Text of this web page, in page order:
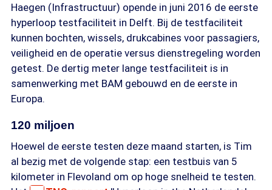
Haegen (Infrastructuur) opende in juni 2016 de eerste
hyperloop testfaciliteit in Delft. Bij de testfaciliteit
kunnen bochten, wissels, drukcabines voor passagiers,
veiligheid en de operatie versus dienstregeling worden
getest. De dertig meter lange testfaciliteit is in
samenwerking met BAM gebouwd en de eerste in
Europa.
120 miljoen
Hoewel de eerste testen deze maand starten, is Tim
al bezig met de volgende stap: een testbuis van 5
kilometer in Flevoland om op hoge snelheid te testen.